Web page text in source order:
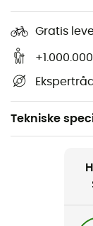
Gratis
Tekniske
Klatring /